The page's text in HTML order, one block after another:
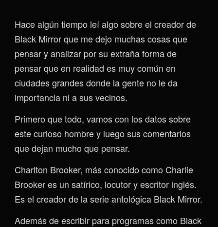
Hace algún tiempo leí algo sobre el creador de
Black Mirror que me dejo muchas cosas que
pensar y analizar por su extraña forma de
pensar que en realidad es muy común en
ciudades grandes donde la gente no le da
importancia ni a sus vecinos.
Primero que todo, vamos con los datos sobre
este curioso hombre y luego sus comentarios
que dejan mucho que pensar.
Charlton Brooker, más conocido como Charlie
Brooker es un satírico, locutor y escritor inglés.
Es el creador de la serie antológica Black Mirror.
Además de escribir para programas como Black